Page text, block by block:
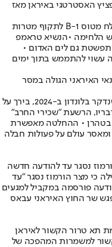
האסטרטגי באיראן מאז
על רקע ההסלמה בין איראן לבין ארה"ב, נשלח מטוס B-1 לתקוף מטרות
לאחר חידוש הלחימה •הנשיא טראמפ
גם לים האדום •
עשוי להתממש בתוך ימים
האיראני הגולה במסר
פוריא זראעתי, מגיש "איראן אינטרנשיונל" שנדקר בלונדון ב-2024, בירך על
הרשעת "שכירי החרב"
בטהרן • ההחלטה מאפשרת
ומאסר עולם על פעולות חבלה
נסגר עד להודעה חדשה
כי מצר הורמוז נסגר ״עד
פורסמה במקביל למגעים
שר החוץ האיראני עבאס
למשמרות המהפכה של